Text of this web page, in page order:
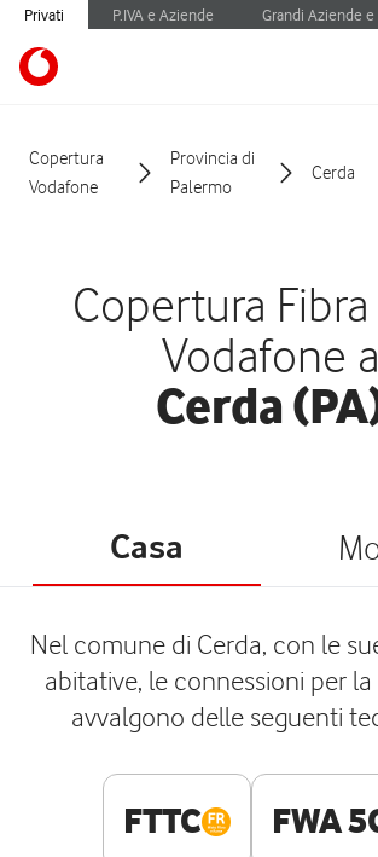
Privati P.IVA e Aziende Grandi Aziende e
Copertura
Vodafone
Provincia di
Palermo
Cerda
Copertura Fibra
Vodafone a
Cerda
Casa
Nel comune di Cerda, con le
abitative, le connessioni per la
avvalgono delle seguenti
FTTC FWA